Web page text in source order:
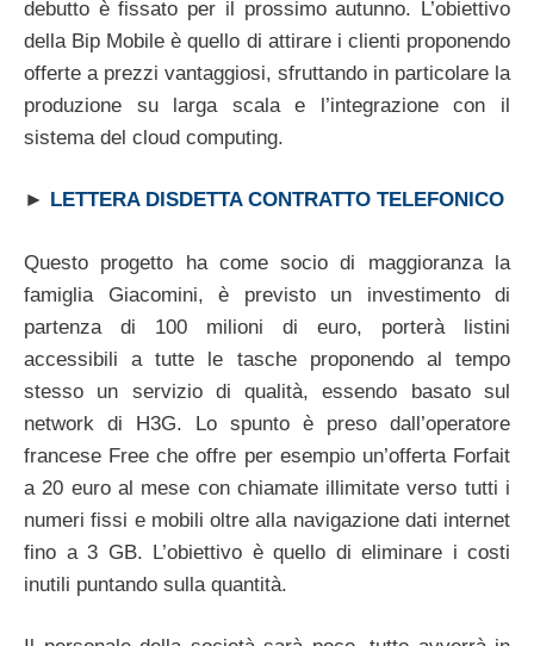
debutto è fissato per il prossimo autunno. L’obiettivo
della Bip Mobile è quello di attirare i clienti proponendo
offerte a prezzi vantaggiosi, sfruttando in particolare la
produzione su larga scala e l’integrazione con il
sistema del cloud computing.
► LETTERA DISDETTA CONTRATTO TELEFONICO
Questo progetto ha come socio di maggioranza la
famiglia Giacomini, è previsto un investimento di
partenza di 100 milioni di euro, porterà listini
accessibili a tutte le tasche proponendo al tempo
stesso un servizio di qualità, essendo basato sul
network di H3G. Lo spunto è preso dall’operatore
francese Free che offre per esempio un’offerta Forfait
a 20 euro al mese con chiamate illimitate verso tutti i
numeri fissi e mobili oltre alla navigazione dati internet
fino a 3 GB. L’obiettivo è quello di eliminare i costi
inutili puntando sulla quantità.